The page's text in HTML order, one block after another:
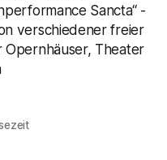
Sancta“ -
verschiedener freier
Theater